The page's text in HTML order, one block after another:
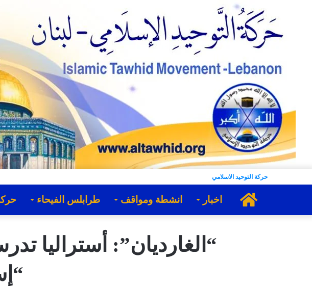
حركة التوحيد الاسلامي
الرئيسية
اخبار انشطة ومواقف طرابلس الفيحاء
“الغارديان”: